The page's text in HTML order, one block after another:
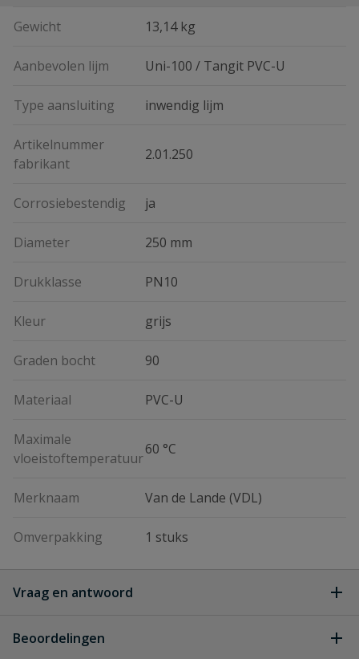
Gewicht 13,14 kg
Aanbevolen lijm Uni-100 / Tangit PVC-U
Type aansluiting inwendig lijm
Artikelnummer
fabrikant
2.01.250
Corrosiebestendig ja
Diameter 250 mm
Drukklasse PN10
Kleur grijs
Graden bocht 90
Materiaal PVC-U
Maximale
vloeistoftemperatuur
60 °C
Merknaam Van de Lande (VDL)
Omverpakking 1 stuks
Vraag en antwoord
Beoordelingen